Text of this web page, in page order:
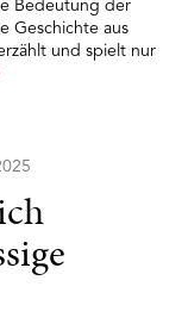
Bedeutung der
Geschichte aus
und spielt nur